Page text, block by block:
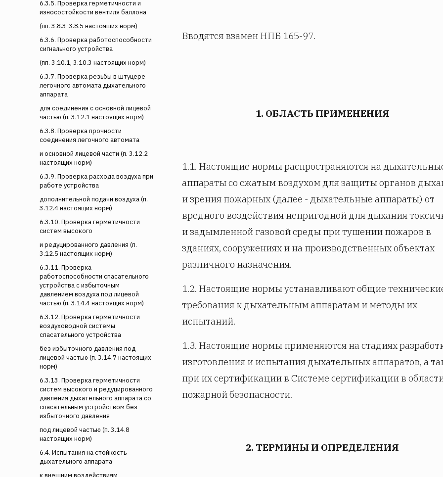
6.3.5. Проверка герметичности и
износостойкости вентиля баллона
(пп. 3.8.3-3.8.5 настоящих норм)
6.3.6. Проверка работоспособности
сигнального устройства
(пп. 3.10.1, 3.10.3 настоящих норм)
6.3.7. Проверка резьбы в штуцере
легочного автомата дыхательного
аппарата
для соединения с основной лицевой
частью (п. 3.12.1 настоящих норм)
6.3.8. Проверка прочности
соединения легочного автомата
и основной лицевой части (п. 3.12.2
настоящих норм)
6.3.9. Проверка расхода воздуха при
работе устройства
дополнительной подачи воздуха (п.
3.12.4 настоящих норм)
6.3.10. Проверка герметичности
систем высокого
и редуцированного давления (п.
3.12.5 настоящих норм)
6.3.11. Проверка
работоспособности спасательного
устройства с избыточным
давлением воздуха под лицевой
частью (п. 3.14.4 настоящих норм)
6.3.12. Проверка герметичности
воздуховодной системы
спасательного устройства
без избыточного давления под
лицевой частью (п. 3.14.7 настоящих
норм)
6.3.13. Проверка герметичности
систем высокого и редуцированного
давления дыхательного аппарата со
спасательным устройством без
избыточного давления
под лицевой частью (п. 3.14.8
настоящих норм)
6.4. Испытания на стойкость
дыхательного аппарата
к внешним воздействиям
Вводятся взамен НПБ 165-97.
1. ОБЛАСТЬ ПРИМЕНЕНИЯ
1.1. Настоящие нормы распространяются на
аппараты со сжатым воздухом для защиты органов
и зрения пожарных (далее - дыхательные аппараты) от
вредного воздействия непригодной для дыхания
и задымленной газовой среды при тушении пожаров в
зданиях, сооружениях и на производственных объектах
различного назначения.
1.2. Настоящие нормы устанавливают общие
требования к дыхательным аппаратам и методы их
испытаний.
1.3. Настоящие нормы применяются на стадиях
изготовления и испытания дыхательных аппаратов, а
при их сертификации в Системе сертификации в
пожарной безопасности.
2. ТЕРМИНЫ И ОПРЕДЕЛЕНИЯ